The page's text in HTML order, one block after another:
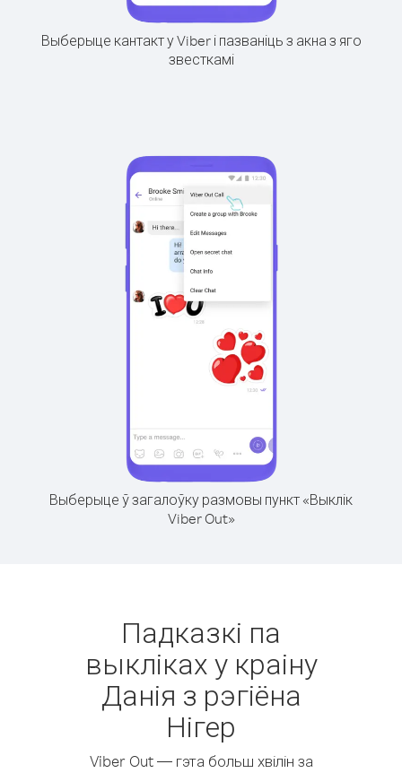
Выберыце кантакт у Viber і пазваніць з акна з яго
звесткамі
Выберыце ў загалоўку размовы пункт «Выклік
Viber Out»
Падказкі па
выкліках у краіну
Данія з рэгіёна
Нігер
Viber Out — гэта больш хвілін за